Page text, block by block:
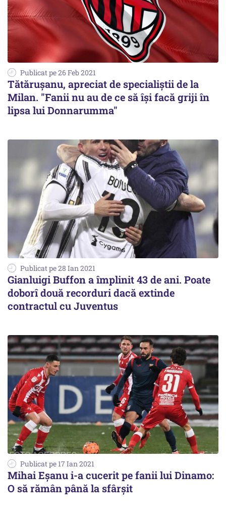
Publicat pe 26 Feb 2021
Tătăruşanu, apreciat de specialiştii de la
Milan. "Fanii nu au de ce să îşi facă griji în
lipsa lui Donnarumma"
Publicat pe 28 Ian 2021
Gianluigi Buffon a împlinit 43 de ani. Poate
doborî două recorduri dacă extinde
contractul cu Juventus
Publicat pe 17 Ian 2021
Mihai Eşanu i-a cucerit pe fanii lui Dinamo:
O să rămân până la sfârşit